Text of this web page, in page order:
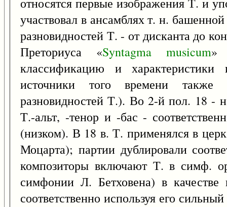
участвовал в ансамблях т. н.
разновидностей Т. - от дисканта до
Преториуса «Syntagma musicum»
классификацию и
источники того времени также
разновидностей Т.). Во 2-й пол. 18 -
Т.-альт, -тенор и -бас -
(низком). В 18 в. Т. применялся в
Моцарта); партии дублировали
композиторы включают Т. в симф.
симфонии Л. Бетховена) в качестве
соответственно используя его